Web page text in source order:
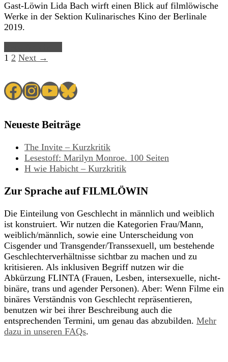
Gast-Löwin Lida Bach wirft einen Blick auf filmlöwische
Werke in der Sektion Kulinarisches Kino der Berlinale
2019.
1 2 Next →
Facebook
Instagram
YouTube
Bluesky
Neueste Beiträge
The Invite – Kurzkritik
Lesestoff: Marilyn Monroe. 100 Seiten
H wie Habicht – Kurzkritik
Zur Sprache auf FILMLÖWIN
Die Einteilung von Geschlecht in männlich und weiblich
ist konstruiert. Wir nutzen die Kategorien Frau/Mann,
weiblich/männlich, sowie eine Unterscheidung von
Cisgender und Transgender/Transsexuell, um bestehende
Geschlechterverhältnisse sichtbar zu machen und zu
kritisieren. Als inklusiven Begriff nutzen wir die
Abkürzung FLINTA (Frauen, Lesben, intersexuelle, nicht-
binäre, trans und agender Personen). Aber: Wenn Filme ein
binäres Verständnis von Geschlecht repräsentieren,
benutzen wir bei ihrer Beschreibung auch die
entsprechenden Termini, um genau das abzubilden. Mehr
dazu in unseren FAQs.